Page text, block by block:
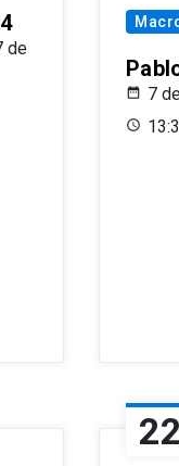
de
7
22